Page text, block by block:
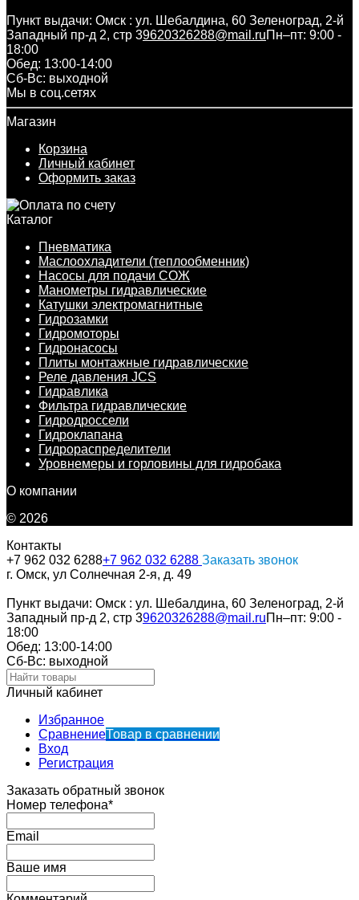
Пункт выдачи: Омск : ул. Шебалдина, 60 Зеленоград, 2-й
Западный пр-д 2, стр 39620326288@mail.ruПн–пт: 9:00 -
18:00
Обед: 13:00-14:00
Cб-Вс: выходной
Мы в соц.сетях
Магазин
Корзина
Личный кабинет
Оформить заказ
Каталог
Пневматика
Маслоохладители (теплообменник)
Насосы для подачи СОЖ
Манометры гидравлические
Катушки электромагнитные
Гидрозамки
Гидромоторы
Гидронасосы
Плиты монтажные гидравлические
Реле давления JCS
Гидравлика
Фильтра гидравлические
Гидродроссели
Гидроклапана
Гидрораспределители
Уровнемеры и горловины для гидробака
О компании
© 2026
Контакты
+7 962 032 6288+7 962 032 6288 Заказать звонок
г. Омск, ул Солнечная 2-я, д. 49
Пункт выдачи: Омск : ул. Шебалдина, 60 Зеленоград, 2-й
Западный пр-д 2, стр 39620326288@mail.ruПн–пт: 9:00 -
18:00
Обед: 13:00-14:00
Cб-Вс: выходной
Личный кабинет
Избранное
СравнениеТовар в сравнении
Вход
Регистрация
Заказать обратный звонок
Номер телефона*
Email
Ваше имя